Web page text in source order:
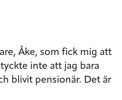
Åke, som fick mig att
inte att jag bara
blivit pensionär. Det är